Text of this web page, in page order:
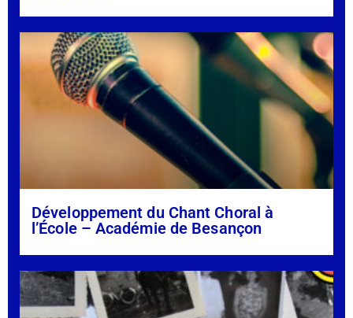
Développement du Chant Choral à
l’École – Académie de Besançon